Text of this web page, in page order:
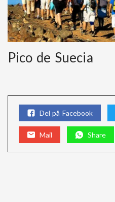
Pico de Suecia
Del på Facebook
Mail Share